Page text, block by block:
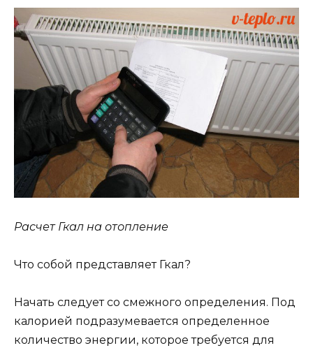
Расчет Гкал на отопление
Что собой представляет Гкал?
Начать следует со смежного определения. Под
калорией подразумевается определенное
количество энергии, которое требуется для